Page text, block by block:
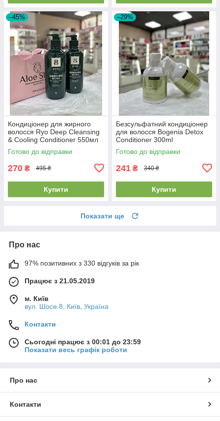
–45%
Кондиціонер для жирного
волосся Ryo Deep Cleansing
& Cooling Conditioner 550мл
Готово до відправки
270 ₴ 495 ₴
Купити
–29%
Безсульфатний кондиціонер
для волосся Bogenia Detox
Conditioner 300ml
Готово до відправки
241 ₴ 340 ₴
Купити
Показати ще
Про нас
97% позитивних з 330 відгуків за рік
Працює з 21.05.2019
м. Київ
вул. Шосе 8, Київ, Україна
Контакти
Сьогодні працює з 00:01 до 23:59
Показати весь графік роботи
Про нас
Контакти